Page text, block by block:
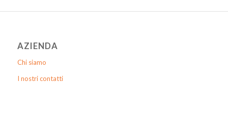
AZIENDA
Chi siamo
I nostri contatti